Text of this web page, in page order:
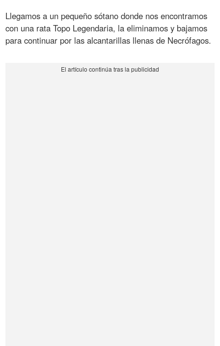
Llegamos a un pequeño sótano donde nos encontramos
con una rata Topo Legendaria, la eliminamos y bajamos
para continuar por las alcantarillas llenas de Necrófagos.